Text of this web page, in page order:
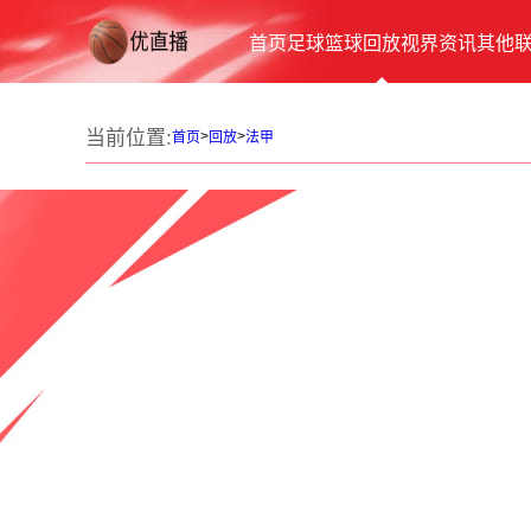
首页足球篮球回放视界资讯其他
当前位置:首页>回放>法甲